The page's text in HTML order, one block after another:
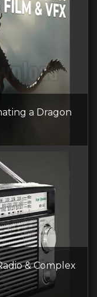
a Dragon
& Complex